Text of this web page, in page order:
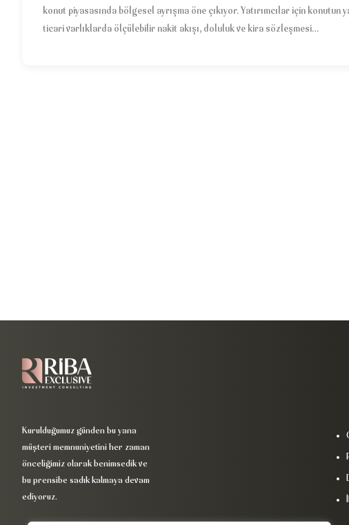
konut piyasasında bölgesel ayrışma öne çıkıyor. Yatırımcılar için
ticari varlıklarda ölçülebilir nakit akışı, doluluk ve kira sözleşmesi…
Kurulduğumuz günden bu yana
müşteri memnuniyetini her zaman
önceliğimiz olarak benimsedik ve
bu prensibe sadık kalmaya devam
ediyoruz.